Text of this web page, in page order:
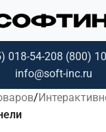
018-54-208 (800)
info@soft-inc.ru